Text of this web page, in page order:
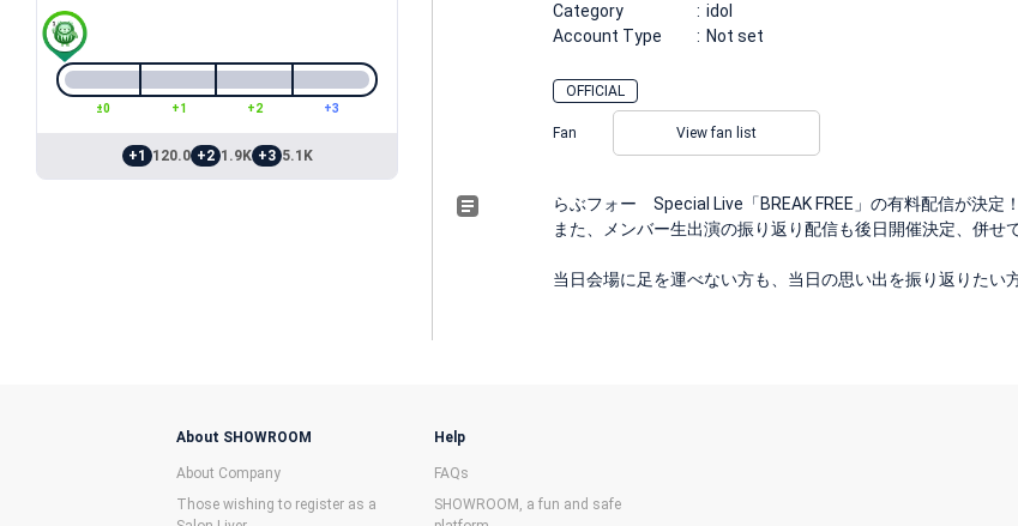
±0 +1 +2 +3
+1 120.0 +2 1.9K +3 5.1K
Category
idol
Account Type
Not set
OFFICIAL
Fan View fan list
らぶフォー Special Live「BREAK FREE」の有料配信が決定！
また、メンバー生出演の振り返り配信も後日開催決定、併せ
当日会場に足を運べない方も、当日の思い出を振り返りたい
About SHOWROOM
About Company
Those wishing to register as a
Help
FAQs
SHOWROOM, a fun and safe